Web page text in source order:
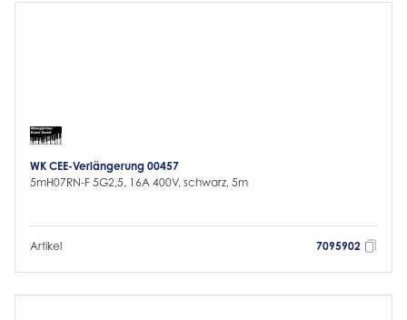
WK CEE-Verlängerung 00457
5mH07RN-F 5G2,5, 16A 400V, schwarz, 5m
Artikel 7095902